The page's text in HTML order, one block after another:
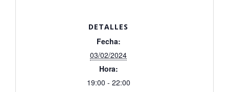
DETALLES
Fecha:
03/02/2024
Hora:
19:00 - 22:00